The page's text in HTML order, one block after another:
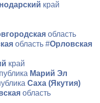
край
область
область #Орловская
край
Марий Эл
Саха (Якутия)
область